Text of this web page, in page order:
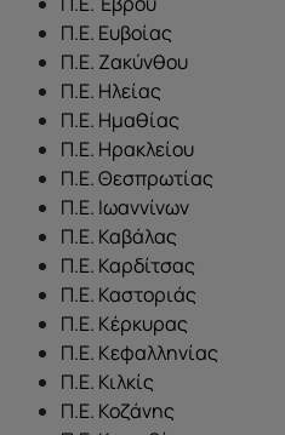
Π.Ε. Ευβοίας
Π.Ε. Ζακύνθου
Π.Ε. Ηλείας
Π.Ε. Ημαθίας
Π.Ε. Ηρακλείου
Π.Ε. Θεσπρωτίας
Π.Ε. Ιωαννίνων
Π.Ε. Καβάλας
Π.Ε. Καρδίτσας
Π.Ε. Καστοριάς
Π.Ε. Κέρκυρας
Π.Ε. Κεφαλληνίας
Π.Ε. Κιλκίς
Π.Ε. Κοζάνης